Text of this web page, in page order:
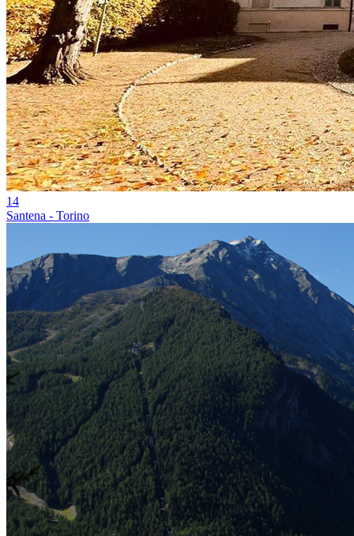
14
Santena - Torino